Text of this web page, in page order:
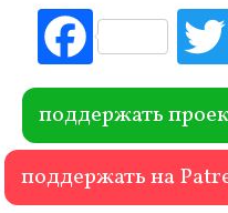
Fac
ebo
ok
поддержать
поддержать на